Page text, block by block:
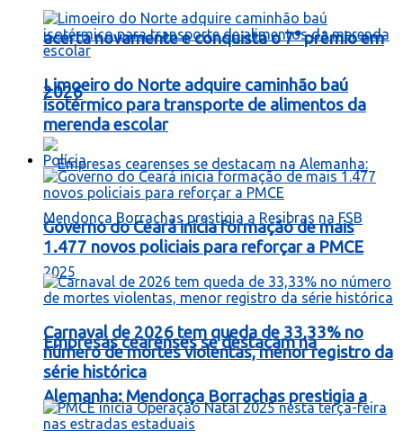
acerta novamente e conquista o 7° prêmio em
2026
Empresas cearenses se destacam na
Alemanha: Mendonça Borrachas prestigia a
Limoeiro do Norte adquire caminhão baú
isotérmico para transporte de alimentos da
merenda escolar
Polícia
Governo do Ceará inicia formação de mais
1.477 novos policiais para reforçar a PMCE
Carnaval de 2026 tem queda de 33,33% no
número de mortes violentas, menor registro da
série histórica